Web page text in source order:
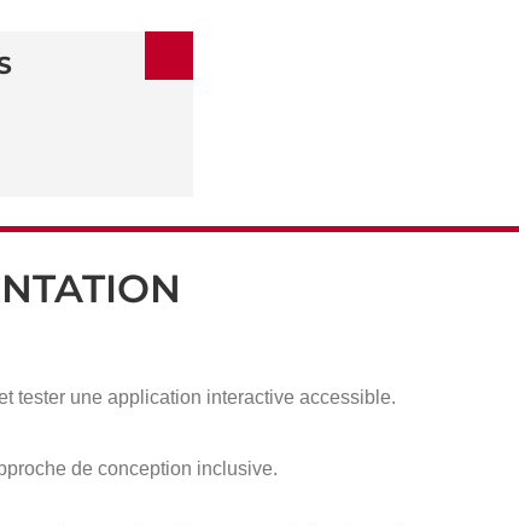
tester une application interactive accessible.
de conception inclusive.